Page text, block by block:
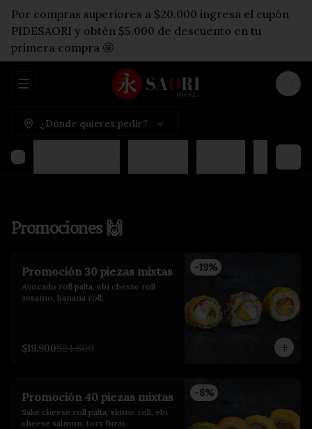
Por compras superiores a $20.000 ingresa el cupón
PIDESAORI y obtén $5.000 de descuento en tu
primera compra 🤩
Abrir menu de navegación
¿Dónde quieres pedir?
Promociones 🙌
-19%
Promoción 30 piezas mixtas
Avocado roll palta, ebi chesse roll
sesamo, banana roll.
$19.900$24.600
-8%
Promoción 40 piezas mixtas
Sake cheese roll palta, skime roll, ebi
cheese salmon, tory furai.